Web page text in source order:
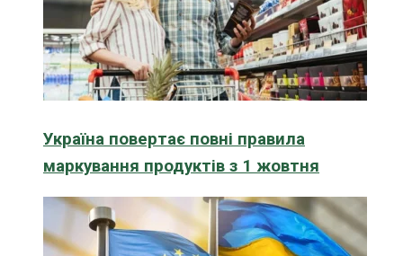
Україна повертає повні правила
маркування продуктів з 1 жовтня